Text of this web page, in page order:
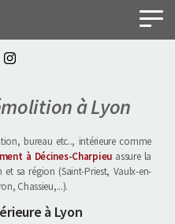
à Lyon
bureau etc.., intérieure comme
à Décines-Charpieuassure la
sa région (Saint-Priest, Vaulx-en-
Chassieu,...).
à Lyon